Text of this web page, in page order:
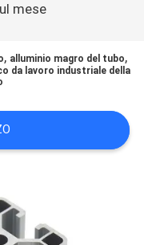
mese
, alluminio magro del tubo,
da lavoro industriale della